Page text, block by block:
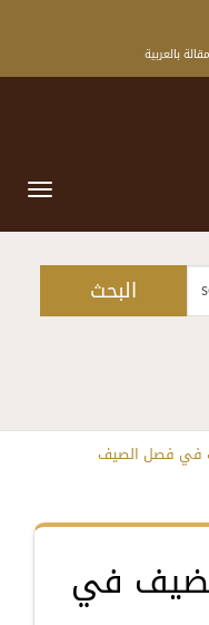
البحث
في فصل الصيف
في